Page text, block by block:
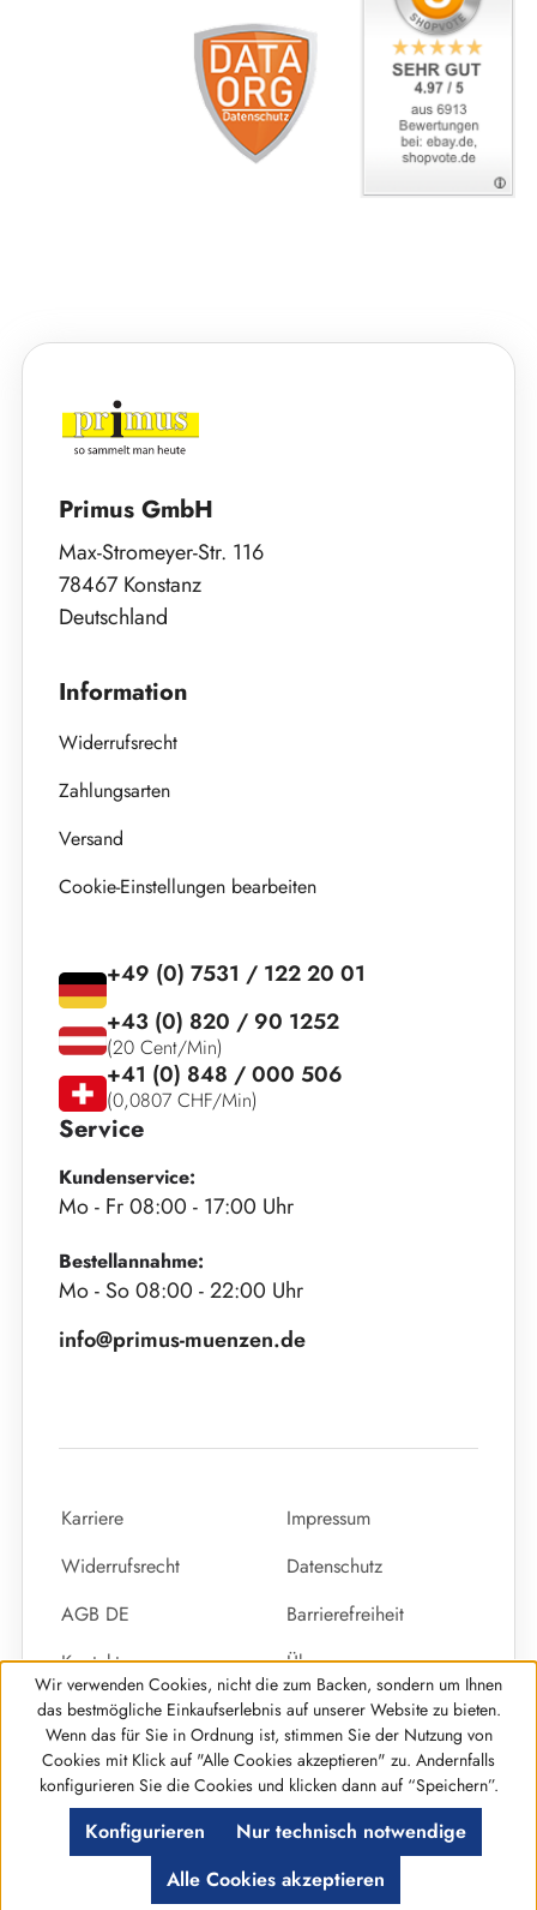
Primus GmbH
Max-Stromeyer-Str. 116
78467 Konstanz
Deutschland
Information
Widerrufsrecht
Zahlungsarten
Versand
Cookie-Einstellungen bearbeiten
Service
Kundenservice:
Mo - Fr 08:00 - 17:00 Uhr
Bestellannahme:
Mo - So 08:00 - 22:00 Uhr
info@primus-muenzen.de
+49 (0) 7531 / 122 20 01
+43 (0) 820 / 90 1252
(20 Cent/Min)
+41 (0) 848 / 000 506
(0,0807 CHF/Min)
Karriere
Impressum
Widerrufsrecht
Datenschutz
AGB DE
Barrierefreiheit
Kontakt
Über uns
Vertrag widerrufen
© %year% Primus GmbH Alle Rechte Vorbehalten
Werkzeugleiste anzeigen
Wir verwenden Cookies, nicht die zum Backen, sondern um Ihnen
das bestmögliche Einkaufserlebnis auf unserer Website zu bieten.
Wenn das für Sie in Ordnung ist, stimmen Sie der Nutzung von
Cookies mit Klick auf "Alle Cookies akzeptieren" zu. Andernfalls
konfigurieren Sie die Cookies und klicken dann auf “Speichern”.
Nur technisch notwendige
Konfigurieren
Alle Cookies akzeptieren